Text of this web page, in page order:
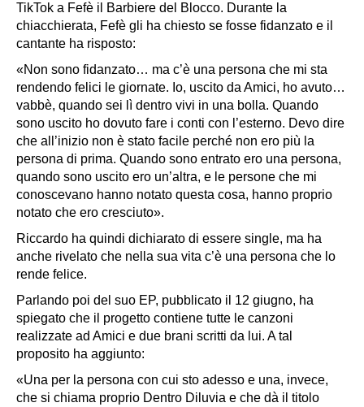
TikTok a Fefè il Barbiere del Blocco. Durante la
chiacchierata, Fefè gli ha chiesto se fosse fidanzato e il
cantante ha risposto:
«Non sono fidanzato… ma c’è una persona che mi sta
rendendo felici le giornate. Io, uscito da Amici, ho avuto…
vabbè, quando sei lì dentro vivi in una bolla. Quando
sono uscito ho dovuto fare i conti con l’esterno. Devo dire
che all’inizio non è stato facile perché non ero più la
persona di prima. Quando sono entrato ero una persona,
quando sono uscito ero un’altra, e le persone che mi
conoscevano hanno notato questa cosa, hanno proprio
notato che ero cresciuto».
Riccardo ha quindi dichiarato di essere single, ma ha
anche rivelato che nella sua vita c’è una persona che lo
rende felice.
Parlando poi del suo EP, pubblicato il 12 giugno, ha
spiegato che il progetto contiene tutte le canzoni
realizzate ad Amici e due brani scritti da lui. A tal
proposito ha aggiunto:
«Una per la persona con cui sto adesso e una, invece,
che si chiama proprio Dentro Diluvia e che dà il titolo